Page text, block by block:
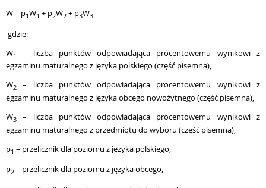
W = p1W1 + p2W2 + p3W3
gdzie:
W1
– liczba punktów odpowiadająca procentowemu wynikowi z
egzaminu maturalnego z języka polskiego (część pisemna),
W2 – liczba punktów odpowiadająca procentowemu wynikowi z
egzaminu maturalnego z języka obcego nowożytnego (część pisemna),
W3 – liczba punktów odpowiadająca procentowemu wynikowi z
egzaminu maturalnego z przedmiotu do wyboru (część pisemna),
p1 – przelicznik dla poziomu z języka polskiego,
p2 – przelicznik dla poziomu z języka obcego,